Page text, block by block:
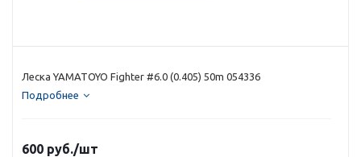
Леска YAMATOYO Fighter #6.0 (0.405) 50m 054336
Подробнее
600 руб./шт